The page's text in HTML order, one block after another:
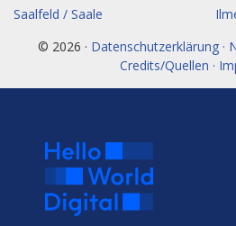
Saalfeld / Saale
© 2026 · Datenschutzerklärung ·
Credits/Quellen ·